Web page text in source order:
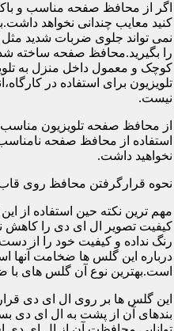
اگر از محافظ صفحه مناسب و
کنید معایب چندانی نخواهد
نمی تواند جلوی ضربات شدید
را بگیرید.محافظ صفحه ساخته
کوچک و معمول داخل منزل به
تلویزیون برای استفاده در
نیست.
از محافظ صفحه تلویزیون
استفاده از محافظ صفحه
نخواهید داشت.
نحوه قرارگرفتن محافظ روی
مهم ترین نکته حین استفاده از
کیفیت تصویر ال ای دی را کاهش
رنگ نداده و کیفیت خود را از
درباره این گلس ها ضخامت آنها
است.بهترین نوع آن گلس های با ضخامت 3
این گلس ها بر روی ال ای دی
بندهای آن از پشت به ال ای دی